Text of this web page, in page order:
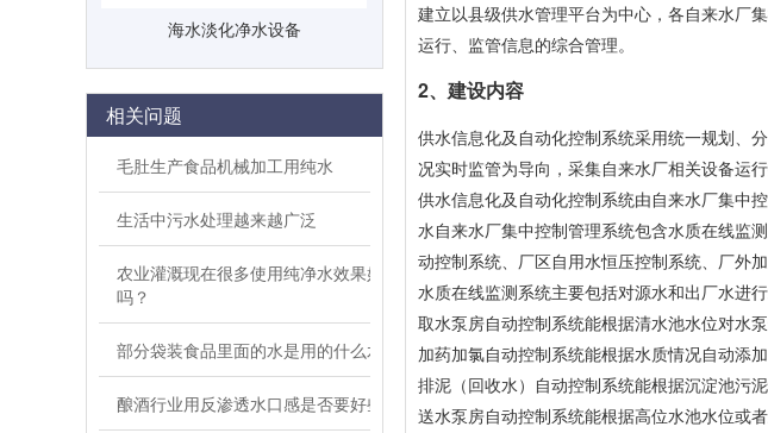
海水淡化净水设备
相关问题
毛肚生产食品机械加工用纯水
生活中污水处理越来越广泛
农业灌溉现在很多使用纯净水效果好
吗？
部分袋装食品里面的水是用的什么水
酿酒行业用反渗透水口感是否要好些
建立以县级供水管理平台为中心，各自来水厂
运行、监管信息的综合管理。
2、建设内容
供水信息化及自动化控制系统采用统一规划、
况实时监管为导向，采集自来水厂相关设备运
供水信息化及自动化控制系统由自来水厂集中
水自来水厂集中控制管理系统包含水质在线监
动控制系统、厂区自用水恒压控制系统、厂外
水质在线监测系统主要包括对源水和出厂水进
取水泵房自动控制系统能根据清水池水位对水
加药加氯自动控制系统能根据水质情况自动添
排泥（回收水）自动控制系统能根据沉淀池污
送水泵房自动控制系统能根据高位水池水位或